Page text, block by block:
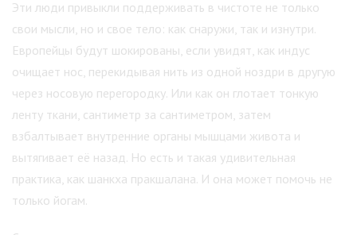
Эти люди привыкли поддерживать в чистоте не только
свои мысли, но и свое тело: как снаружи, так и изнутри.
Европейцы будут шокированы, если увидят, как индус
очищает нос, перекидывая нить из одной ноздри в другую
через носовую перегородку. Или как он глотает тонкую
ленту ткани, сантиметр за сантиметром, затем
взбалтывает внутренние органы мышцами живота и
вытягивает её назад. Но есть и такая удивительная
практика, как шанкха пракшалана. И она может помочь не
только йогам.